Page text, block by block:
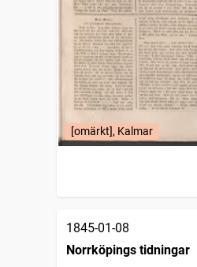
[omärkt], Kalmar
1845-01-08
Norrköpings tidningar